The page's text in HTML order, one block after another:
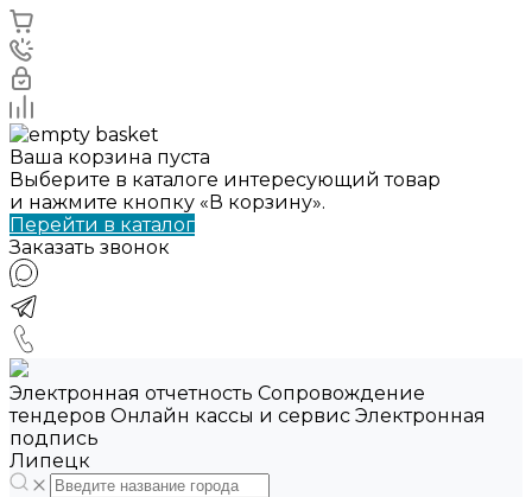
Ваша корзина пуста
Выберите в каталоге интересующий товар
и нажмите кнопку «В корзину».
Перейти в каталог
Заказать звонок
Электронная отчетность Сопровождение
тендеров Онлайн кассы и сервис Электронная
подпись
Липецк